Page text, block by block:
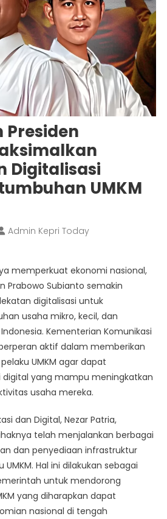
Presiden
Digitalisasi
UMKM
Admin Kepri Today
memperkuat ekonomi nasional,
Prabowo Subianto semakin
digitalisasi untuk
usaha mikro, kecil, dan
Kementerian Komunikasi
aktif dalam memberikan
UMKM agar dapat
yang mampu meningkatkan
usaha mereka.
dan Digital, Nezar Patria,
telah menjalankan berbagai
dan penyediaan infrastruktur
Hal ini dilakukan sebagai
untuk mendorong
yang diharapkan dapat
nasional di tengah